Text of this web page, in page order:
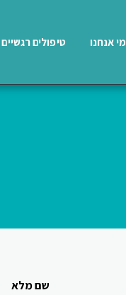
מי אנחנו טיפולים רגשיים
שם מלא